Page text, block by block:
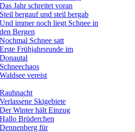
Das Jahr schreitet voran
Steil bergauf und steil bergab
Und immer noch liegt Schnee in
den Bergen
Nochmal Schnee satt
Erste Frühjahrsrunde im
Donautal
Schneechaos
Waldsee vereist
Rauhnacht
Verlassene Skigebiete
Der Winter hält Einzug
Hallo Brüderchen
Dennenberg für